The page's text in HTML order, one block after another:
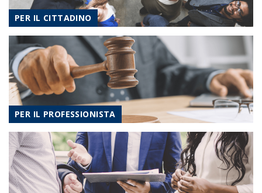
PER IL CITTADINO
PER IL PROFESSIONISTA